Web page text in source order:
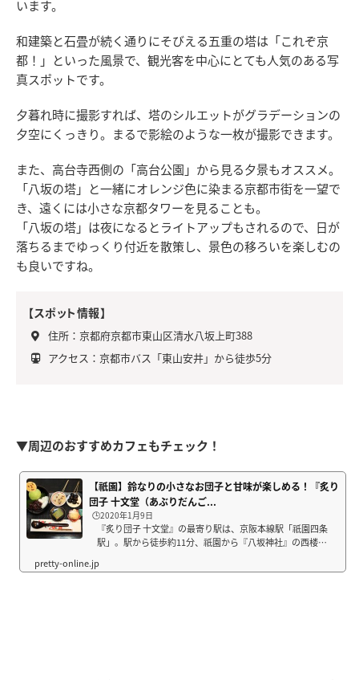
います。
和建築と石畳が続く通りにそびえる五重の塔は「これぞ京
都！」といった風景で、観光客を中心にとても人気のある写
真スポットです。
夕暮れ時に撮影すれば、塔のシルエットがグラデーションの
夕空にくっきり。まるで影絵のような一枚が撮影できます。
また、高台寺西側の「高台公園」から見る夕景もオススメ。
「八坂の塔」と一緒にオレンジ色に染まる京都市街を一望で
き、遠くには小さな京都タワーを見ることも。
「八坂の塔」は夜になるとライトアップもされるので、日が
落ちるまでゆっくり付近を散策し、景色の移ろいを楽しむの
も良いですね。
【スポット情報】
住所：京都府京都市東山区清水八坂上町388
アクセス：京都市バス「東山安井」から徒歩5分
▼周辺のおすすめカフェもチェック！
【祇園】鈴なりの小さなお団子と甘味が楽しめる！『炙り
団子 十文堂（あぶりだんご...
🕒️2020年1月9日
『炙り団子 十文堂』の最寄り駅は、京阪本線駅「祇園四条
駅」。駅から徒歩約11分、祇園から『八坂神社』の西楼門
かわいらしい暖簾を発見してテンションアップ！ お店の